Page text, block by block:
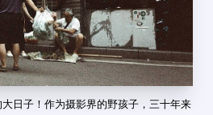
日子！作为摄影界的野孩子，三十年来